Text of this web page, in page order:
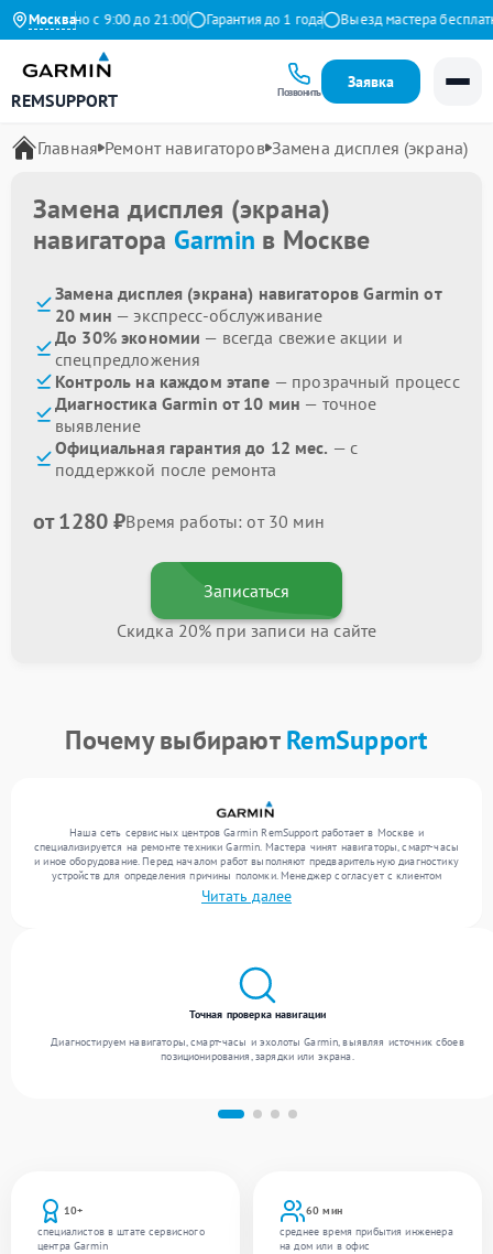
Москвас 9:00 до 21:00 Гарантия до 1 года Выезд мастера бесплатно
REMSUPPORT Позвонить
Заявка
Главная Ремонт навигаторов Замена дисплея (экрана)
Замена дисплея (экрана)
навигатора Garmin в Москве
Замена дисплея (экрана) навигаторов Garmin от
20 мин — экспресс-обслуживание
До 30% экономии — всегда свежие акции и
спецпредложения
Контроль на каждом этапе — прозрачный процесс
Диагностика Garmin от 10 мин — точное
выявление
Официальная гарантия до 12 мес. — с
поддержкой после ремонта
от 1280 ₽Время работы: от 30 мин
Записаться
Скидка 20% при записи на сайте
Почему выбираютRemSupport
Наша сеть сервисных центров Garmin RemSupport работает в Москве и
специализируется на ремонте техники Garmin. Мастера чинят навигаторы, смарт-часы
и иное оборудование. Перед началом работ выполняют предварительную диагностику
устройств для определения причины поломки. Менеджер согласует с клиентом
перечень необходимых работ и их стоимость. Только после этого инженеры
выполняют ремонт с заменой деталей по необходимости. После работ их качество
Читать далее
10+
специалистов в штате сервисного
центра Garmin
60 мин
среднее время прибытия инженера
на дом или в офис
Точная проверка навигации
Диагностируем навигаторы, смарт-часы и эхолоты Garmin, выявляя источник сбоев
позиционирования, зарядки или экрана.